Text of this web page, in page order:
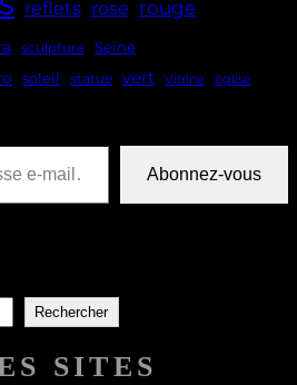
reflets rose rouge
sculpture Seine
soleil statue vert Vitrine église
Abonnez-vous
Rechercher
SITES